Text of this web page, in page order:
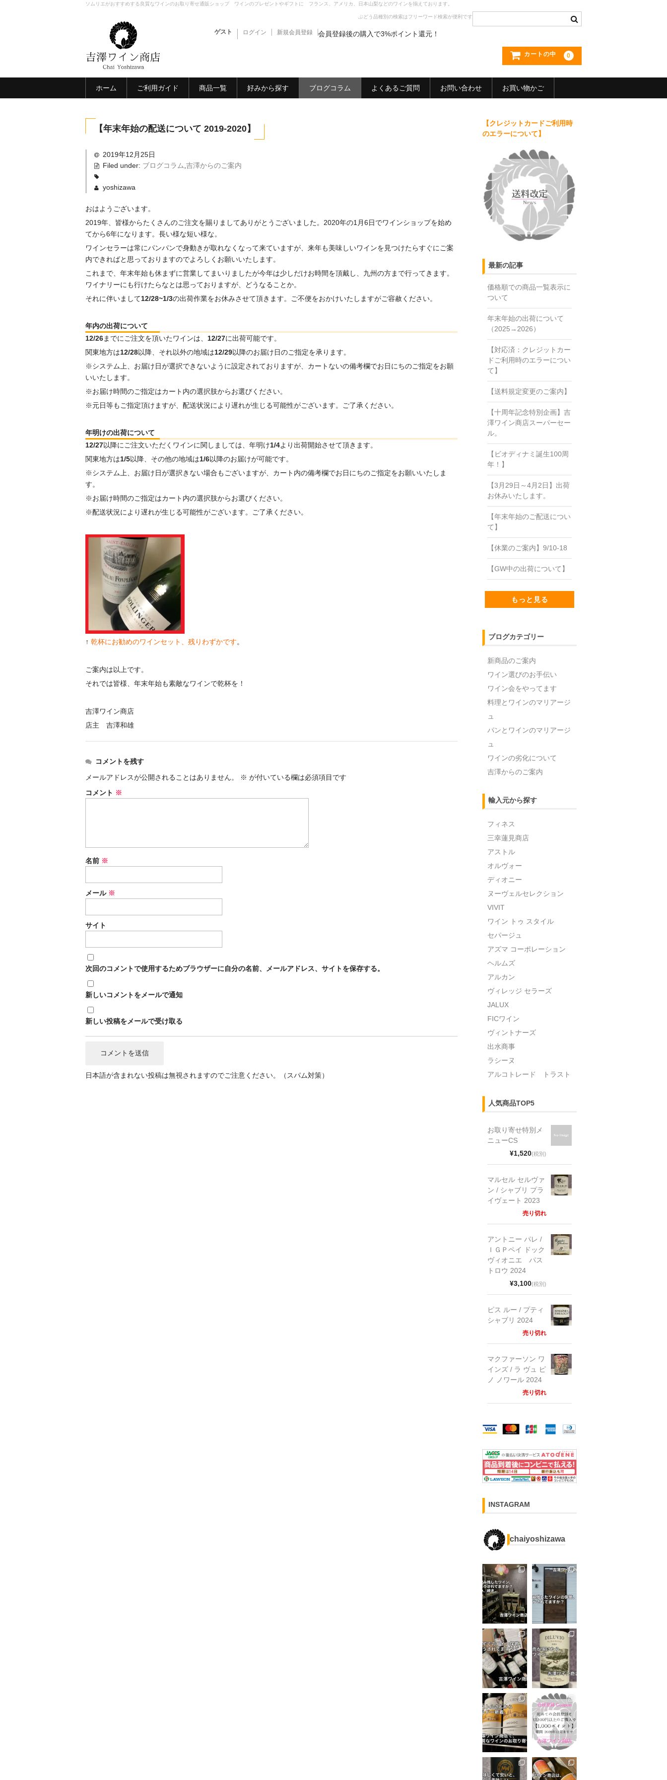
ソムリエがおすすめする良質なワインのお取り寄せ通販ショップ ワインのプレゼントやギフトに フランス、アメリカ、日本山梨などのワインを揃えております。
ぶどう品種別の検索はフリーワード検索が便利です
ゲスト ログイン 新規会員登録 会員登録後の購入で3%ポイント還元！
カートの中 0
ホーム ご利用ガイド 商品一覧 好みから探す ブログコラム よくあるご質問 お問い合わせ お買い物かご
【年末年始の配送について 2019-2020】
2019年12月25日
Filed under: ブログコラム 吉澤からのご案内
yoshizawa
おはようございます。
2019年、皆様からたくさんのご注文を賜りましてありがとうございました。2020年の1月6日でワインショップを始め
てから6年になります。長い様な短い様な。
ワインセラーは常にパンパンで身動きが取れなくなって来ていますが、来年も美味しいワインを見つけたらすぐにご案
内できればと思っておりますのでよろしくお願いいたします。
これまで、年末年始も休まずに営業してまいりましたが今年は少しだけお時間を頂戴し、九州の方まで行ってきます。
ワイナリーにも行けたらなとは思っておりますが、どうなることか。
それに伴いまして12/28~1/3の出荷作業をお休みさせて頂きます。ご不便をおかけいたしますがご容赦ください。
年内の出荷について
12/26までにご注文を頂いたワインは、 12/27に出荷可能です。
関東地方は12/28以降、それ以外の地域は12/29以降のお届け日のご指定を承ります。
※システム上、お届け日が選択できないように設定されておりますが、カートないの備考欄でお日にちのご指定をお願
いいたします。
※お届け時間のご指定はカート内の選択肢からお選びください。
※元日等もご指定頂けますが、配送状況により遅れが生じる可能性がございます。ご了承ください。
年明けの出荷について
12/27以降にご注文いただくワインに関しましては、年明け1/4より出荷開始させて頂きます。
関東地方は1/5以降、その他の地域は1/6以降のお届けが可能です。
※システム上、お届け日が選択きない場合もございますが、カート内の備考欄でお日にちのご指定をお願いいたしま
す。
※お届け時間のご指定はカート内の選択肢からお選びください。
※配送状況により遅れが生じる可能性がございます。ご了承ください。
↑ 乾杯にお勧めのワインセット、残りわずかです。
ご案内は以上です。
それでは皆様、年末年始も素敵なワインで乾杯を！
吉澤ワイン商店
店主 吉澤和雄
コメントを残す
メールアドレスが公開されることはありません。
※ が付いている欄は必須項目です
コメント ※
名前 ※
メール ※
サイト
次回のコメントで使用するためブラウザーに自分の名前、メールアドレス、サイトを保存する。
新しいコメントをメールで通知
新しい投稿をメールで受け取る
日本語が含まれない投稿は無視されますのでご注意ください。（スパム対策）
【クレジットカードご利用時
のエラーについて】
最新の記事
価格順での商品一覧表示に
ついて
年末年始の出荷について
（2025→2026）
【対応済：クレジットカー
ドご利用時のエラーについ
て】
【送料規定変更のご案内】
【十周年記念特別企画】吉
澤ワイン商店スーパーセー
ル。
【ビオディナミ誕生100周
年！】
【3月29日～4月2日】出荷
お休みいたします。
【年末年始のご配送につい
て】
【休業のご案内】9/10-18
【GW中の出荷について】
もっと見る
ブログカテゴリー
新商品のご案内
ワイン選びのお手伝い
ワイン会をやってます
料理とワインのマリアージ
ュ
パンとワインのマリアージ
ュ
ワインの劣化について
吉澤からのご案内
輸入元から探す
フィネス
三幸蓮見商店
アストル
オルヴォー
ディオニー
ヌーヴェルセレクション
VIVIT
ワイン トゥ スタイル
セパージュ
アズマ コーポレーション
ヘルムズ
アルカン
ヴィレッジ セラーズ
JALUX
FICワイン
ヴィントナーズ
出水商事
ラシーヌ
アルコトレード トラスト
人気商品TOP5
お取り寄せ特別メ
ニューCS
¥1,520(税別)
マルセル セルヴァ
ン / シャブリ プラ
イヴェート 2023
売り切れ
アントニー パレ /
ＩＧＰペイ ドック
ヴィオニエ パス
トロウ 2024
¥3,100(税別)
ピス ルー / プティ
シャブリ 2024
売り切れ
マクファーソン ワ
インズ / ラ ヴュ ピ
ノ ノワール 2024
売り切れ
INSTAGRAM
chaiyoshizawa